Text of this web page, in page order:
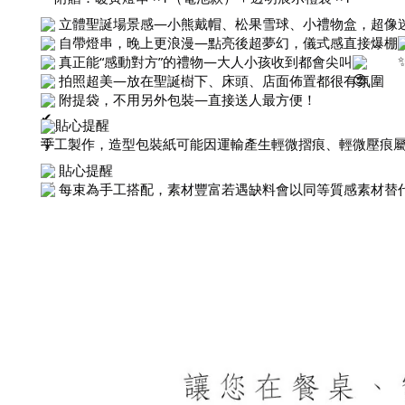
立體聖誕場景感—小熊戴帽、松果雪球、小禮物盒，超像
自帶燈串，晚上更浪漫—點亮後超夢幻，儀式感直接爆棚
真正能“感動對方”的禮物—大人小孩收到都會尖叫
拍照超美—放在聖誕樹下、床頭、店面佈置都很有氛圍
附提袋，不用另外包裝—直接送人最方便！
貼心提醒
手工製作，造型包裝紙可能因運輸產生輕微摺痕、輕微壓痕
貼心提醒
每束為手工搭配，素材豐富若遇缺料會以同等質感素材替